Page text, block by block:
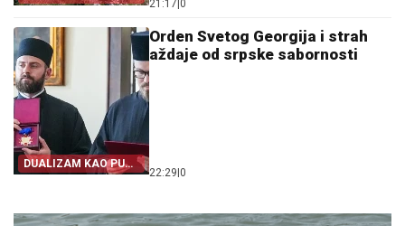
OTKRIVAJU
21:17|0
DUALIZAM KAO PUT
IZ SRPSTVA
Orden Svetog Georgija i strah
aždaje od srpske sabornosti
22:29|0